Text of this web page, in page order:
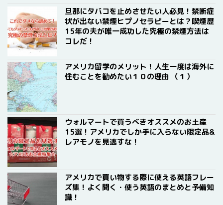
旦那にタバコを止めさせたい人必見！禁断症
状が出ない禁煙ヒプノセラピーとは？喫煙歴
15年の夫が唯一成功した究極の禁煙方法は
コレだ！
アメリカ留学のメリット！人生一度は海外に
住むことを勧めたい１０の理由 （１）
ウォルマートで買うべきオススメのお土産
15選！アメリカでしか手に入らない限定品&
レアモノを見逃すな！
アメリカで買い物する際に使える英語フレー
ズ集！よく聞く・使う英語のまとめと予備知
識！